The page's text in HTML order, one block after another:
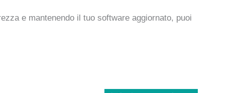
e mantenendo il tuo software aggiornato, puoi